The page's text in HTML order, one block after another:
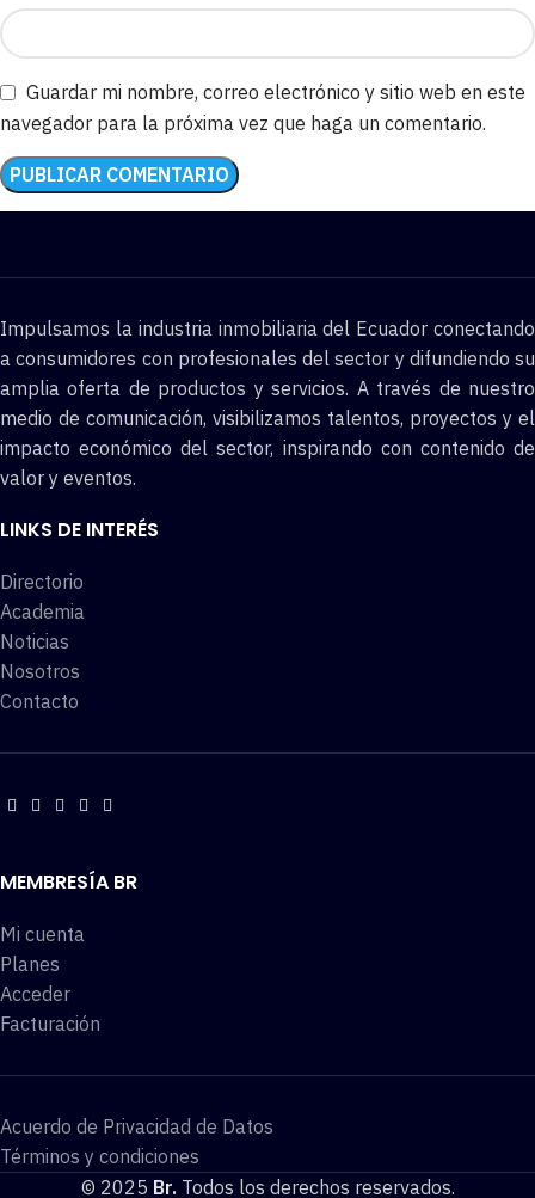
Guardar mi nombre, correo electrónico y sitio web en este
navegador para la próxima vez que haga un comentario.
Impulsamos la industria inmobiliaria del Ecuador conectando
a consumidores con profesionales del sector y difundiendo su
amplia oferta de productos y servicios. A través de nuestro
medio de comunicación, visibilizamos talentos, proyectos y el
impacto económico del sector, inspirando con contenido de
valor y eventos.
LINKS DE INTERÉS
Directorio
Academia
Noticias
Nosotros
Contacto
MEMBRESÍA BR
Mi cuenta
Planes
Acceder
Facturación
Acuerdo de Privacidad de Datos
Términos y condiciones
© 2025 Br.Todos los derechos reservados.